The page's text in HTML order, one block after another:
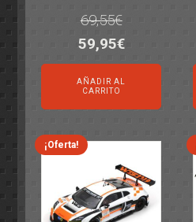
69,55€
El
precio
original
era:
69,55€.
59,95€El
precio
actual
es:
59,95€.
AÑADIR AL
CARRITO
¡Oferta!